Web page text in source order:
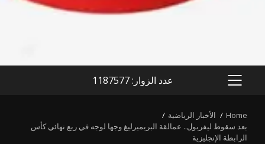
PRIMARY
عدد الزوار: 1187577
Home
الأخبار الرياضية
بعد سقوط ليفربول.. عمالقة البريميرليغ وجها لوجه في ربع نهائي كأس
الرابطة الإنجليزية